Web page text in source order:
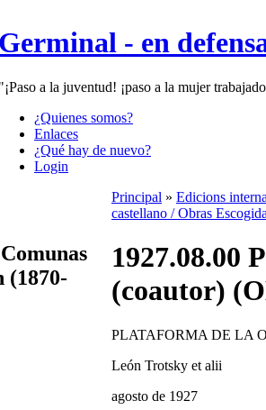
Germinal - en
"¡Paso a la juventud! ¡paso a la mujer
¿Quienes somos?
Enlaces
¿Qué hay de nuevo?
Login
(1870-
Principal » Edicions
castellano / Obras
1927.08.00
(coautor)
PLATAFORMA DE LA
León Trotsky et alii
agosto de 1927